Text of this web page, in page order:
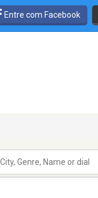
Entre com Facebook